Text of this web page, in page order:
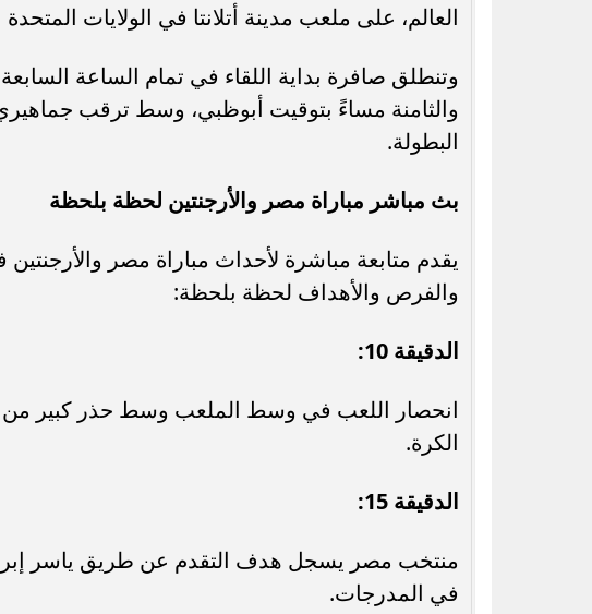
العالم، على ملعب مدينة أتلانتا في الولايات المتحدة
وتنطلق صافرة بداية اللقاء في تمام الساعة
والثامنة مساءً بتوقيت أبوظبي، وسط ترقب
البطولة.
بث مباشر مباراة مصر والأرجنتين لحظة بلحظة
والفرص والأهداف لحظة بلحظة:
الدقيقة 10:
انحصار اللعب في وسط الملعب وسط حذر كبير من
الكرة.
الدقيقة 15:
منتخب مصر يسجل هدف التقدم عن طريق ياسر
في المدرجات.